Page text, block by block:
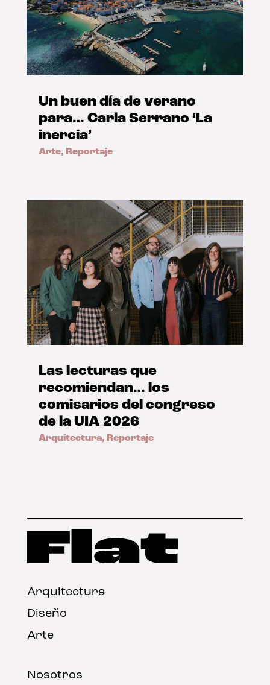
Un buen día de verano
para… Carla Serrano ‘La
inercia’
Arte, Reportaje
Las lecturas que
recomiendan… los
comisarios del congreso
de la UIA 2026
Arquitectura, Reportaje
Arquitectura
Diseño
Arte
Nosotros